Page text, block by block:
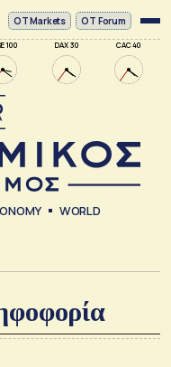
100 DAX 30 CAC 40
ΟΤ Markets OT Forum
WORLD